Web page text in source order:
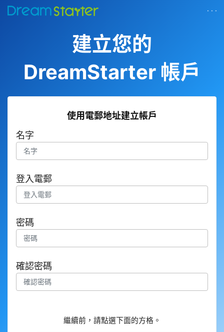
· · ·
建立您的
DreamStarter 帳戶
使用電郵地址建立帳戶
名字
登入電郵
密碼
確認密碼
繼續前，請點選下面的方格。